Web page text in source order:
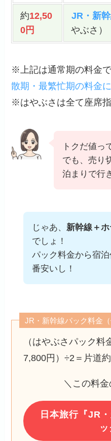
約12,50
0円
JR・新
やぶさ）
※上記は通常期の料金
散期・最繁忙期の料金
※はやぶさは全て座席
トクだ値っ
でも、売り
泊まりで行
じゃあ、 新幹線＋
でしょ！
パック料金から宿
番安いし！
JR・新幹線パック料金（
（はやぶさパック料
7,800円）÷2＝片道約
＼この料
日本旅行『JR
ッ